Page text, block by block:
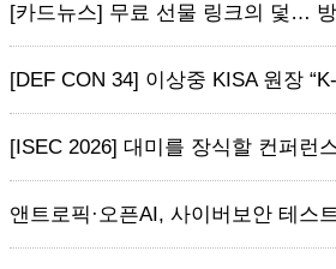
[카드뉴스] 무료 선물 링크의 덫…
[DEF CON 34] 이상중 KISA 원장
[ISEC 2026] 대미를 장식할 컨퍼런
앤트로픽·오픈AI, 사이버보안 테스